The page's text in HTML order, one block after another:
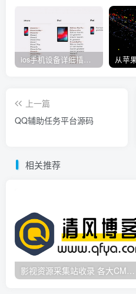
ios手机设备详细插件平刷教程
上一篇
QQ辅助任务平台源码
相关推荐
影视资源采集站收录 各大CMS采集资源站网址合集